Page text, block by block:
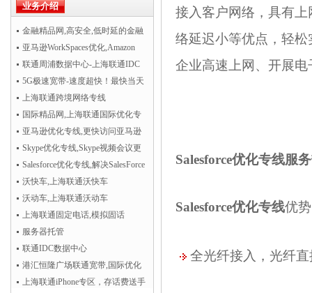
业务介绍
金融精品网,高安全,低时延的金融
精品网
亚马逊WorkSpaces优化,Amazon
WorkSpaces运行更流畅
联通周浦数据中心-上海联通IDC
机房托管
5G极速宽带-速度超快！最快当天
开通！
上海联通跨境网络专线
国际精品网,上海联通国际优化专
线亚马逊优化专线,更快访问亚马逊
AWS云服务
Skype优化专线,Skype视频会议更
清晰流畅
Salesforce优化专线,解决SalesForce
CRM访问慢
沃快车,上海联通沃快车
沃动车,上海联通沃动车
上海联通固定电话,模拟固话
服务器托管
联通IDC数据中心
港汇恒隆广场联通宽带,国际优化
专线超值热卖！
上海联通iPhone专区，存话费送手
接入客户网络，具有
络延迟小等优点，轻
企业高速上网、开展
Salesforce优化专线服
Salesforce优化专线优
全光纤接入，光纤